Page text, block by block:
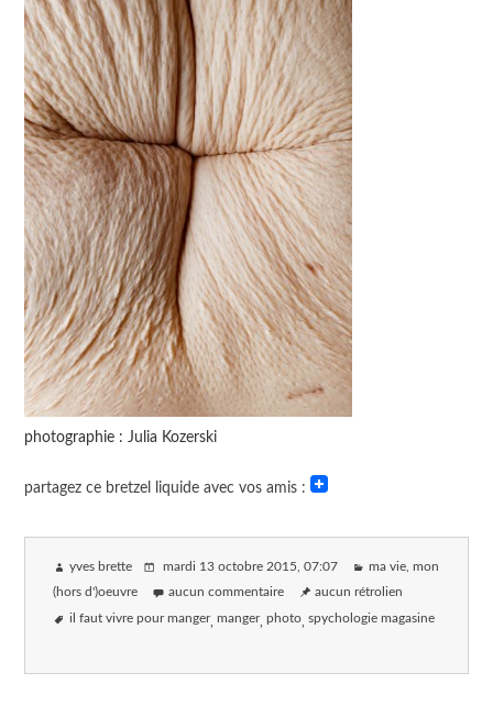
photographie : Julia Kozerski
partagez ce bretzel liquide avec vos amis :
yves brette mardi 13 octobre 2015 , 07:07 ma vie, mon
(hors d')oeuvre aucun commentaire aucun rétrolien
il faut vivre pour manger manger photo spychologie magasine